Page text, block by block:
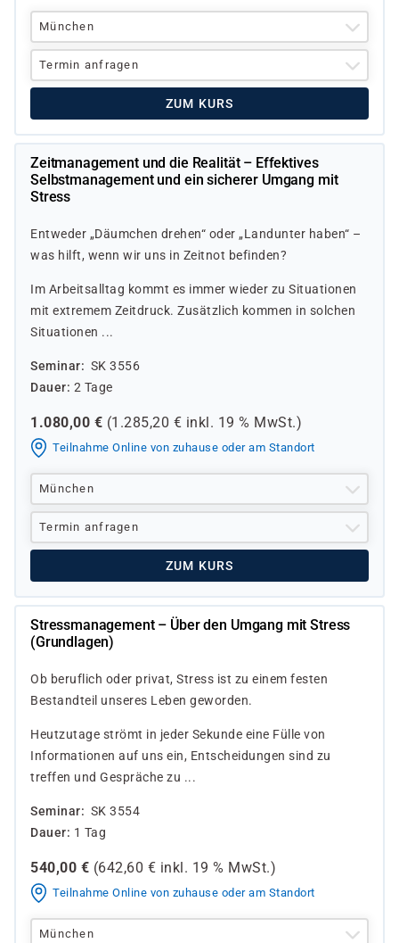
München
Termin anfragen
ZUM KURS
Zeitmanagement und die Realität – Effektives
Selbstmanagement und ein sicherer Umgang mit
Stress
Entweder „Däumchen drehen“ oder „Landunter haben“ –
was hilft, wenn wir uns in Zeitnot befinden?
Im Arbeitsalltag kommt es immer wieder zu Situationen
mit extremem Zeitdruck. Zusätzlich kommen in solchen
Situationen ...
Seminar
SK 3556
Dauer 2 Tage
1.080,00 € (1.285,20 € inkl. 19 % MwSt.)
Teilnahme Online von zuhause oder am Standort
München
Termin anfragen
ZUM KURS
Stressmanagement – Über den Umgang mit Stress
(Grundlagen)
Ob beruflich oder privat, Stress ist zu einem festen
Bestandteil unseres Leben geworden.
Heutzutage strömt in jeder Sekunde eine Fülle von
Informationen auf uns ein, Entscheidungen sind zu
treffen und Gespräche zu ...
Seminar
SK 3554
Dauer
1 Tag
540,00 € (642,60 € inkl. 19 % MwSt.)
Teilnahme Online von zuhause oder am Standort
München